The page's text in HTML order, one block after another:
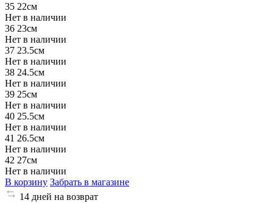
35 22см
Нет в наличии
36 23см
Нет в наличии
37 23.5см
Нет в наличии
38 24.5см
Нет в наличии
39 25см
Нет в наличии
40 25.5см
Нет в наличии
41 26.5см
Нет в наличии
42 27см
Нет в наличии
В корзину Забрать в магазине
14 дней на возврат